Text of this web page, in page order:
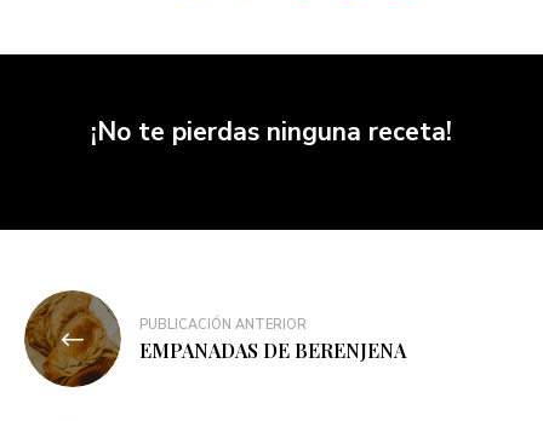
¡No te pierdas ninguna receta!
PUBLICACIÓN ANTERIOR
EMPANADAS DE BERENJENA